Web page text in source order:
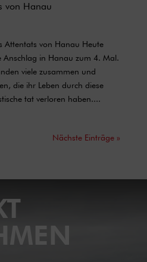
von Hanau
Attentats von Hanau Heute
Anschlag in Hanau zum 4. Mal.
viele zusammen und
die ihr Leben durch diese
tat verloren haben....
Nächste Einträge »